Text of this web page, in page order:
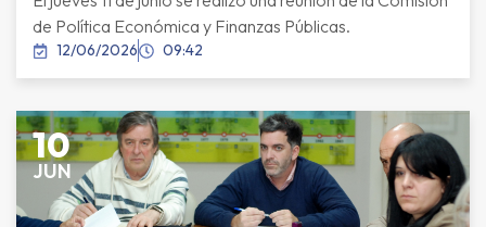
de Política Económica y Finanzas Públicas.
12/06/2026 09:42
10
JUN